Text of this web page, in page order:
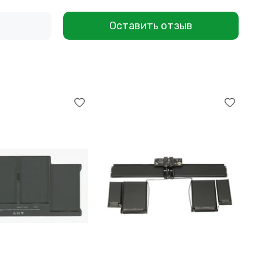
Оставить отзыв